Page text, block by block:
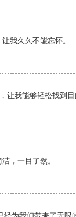
我久久不能忘怀。
让我能够轻松找到
，一目了然。